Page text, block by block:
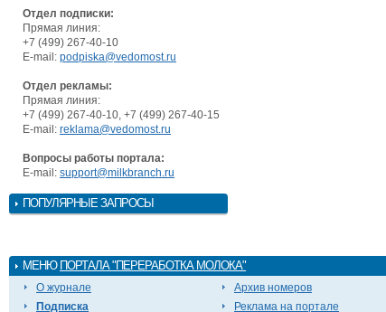
Отдел подписки:
Прямая линия:
+7 (499) 267-40-10
E-mail: podpiska@vedomost.ru
Отдел рекламы:
Прямая линия:
+7 (499) 267-40-10, +7 (499) 267-40-15
E-mail: reklama@vedomost.ru
Вопросы работы портала:
E-mail: support@milkbranch.ru
ПОПУЛЯРНЫЕ ЗАПРОСЫ
МЕНЮ ПОРТАЛА "ПЕРЕРАБОТКА МОЛОКА"
О журнале
Подписка
Архив номеров
Реклама на портале